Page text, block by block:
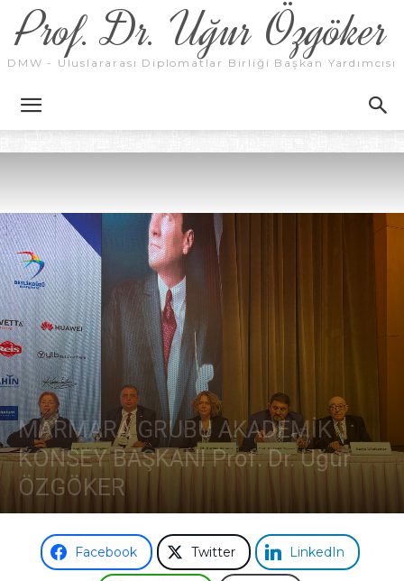
Prof. Dr. Uğur Özgöker
DMW - Uluslararası Diplomatlar Birliği Başkan Yardımcısı
MARMARA GRUBU AKADEMİK
KONSEY BAŞKANI Prof. Dr. Uğur
ÖZGÖKER
Facebook Twitter LinkedIn